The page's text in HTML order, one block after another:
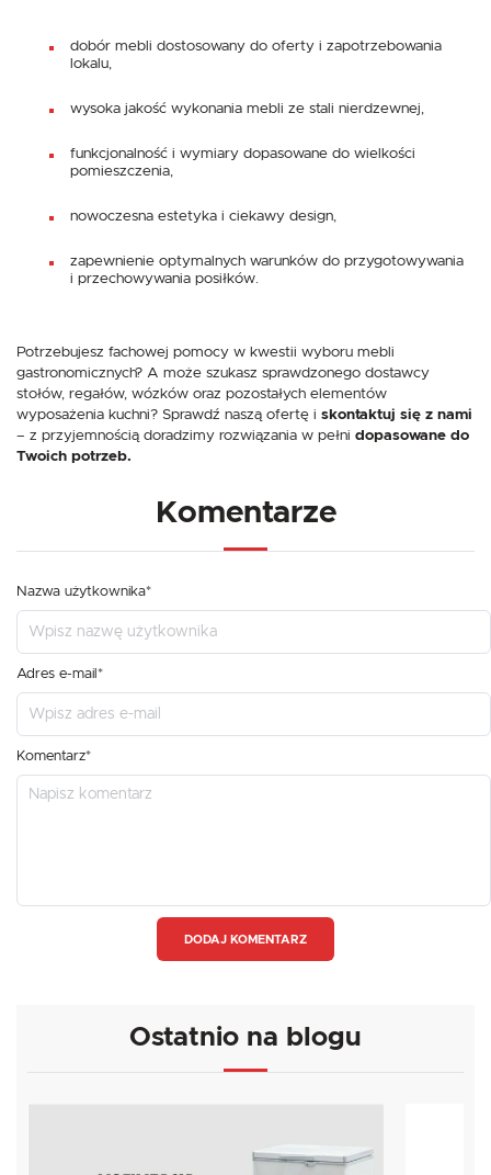
dobór mebli dostosowany do oferty i zapotrzebowania
lokalu,
wysoka jakość wykonania mebli ze stali nierdzewnej,
funkcjonalność i wymiary dopasowane do wielkości
pomieszczenia,
nowoczesna estetyka i ciekawy design,
zapewnienie optymalnych warunków do przygotowywania
i przechowywania posiłków.
Potrzebujesz fachowej pomocy w kwestii wyboru mebli
gastronomicznych? A może szukasz sprawdzonego dostawcy
stołów, regałów, wózków oraz pozostałych elementów
wyposażenia kuchni? Sprawdź naszą ofertę i skontaktuj się z nami
– z przyjemnością doradzimy rozwiązania w pełni dopasowane do
Twoich potrzeb.
Komentarze
Nazwa użytkownika*
Adres e-mail*
Komentarz*
DODAJ KOMENTARZ
Ostatnio na blogu